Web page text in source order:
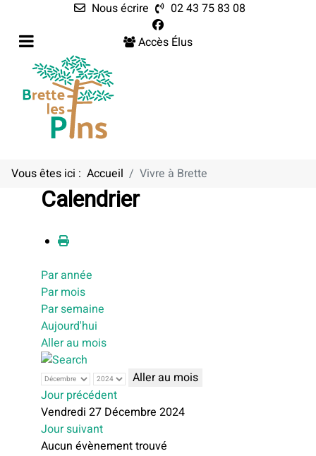
Nous écrire
02 43 75 83 08
Accès Élus
Vous êtes ici : Accueil Vivre à Brette
Calendrier
Par année
Par mois
Par semaine
Aujourd'hui
Aller au mois
Aller au mois
Jour précédent
Vendredi 27 Décembre 2024
Jour suivant
Aucun évènement trouvé